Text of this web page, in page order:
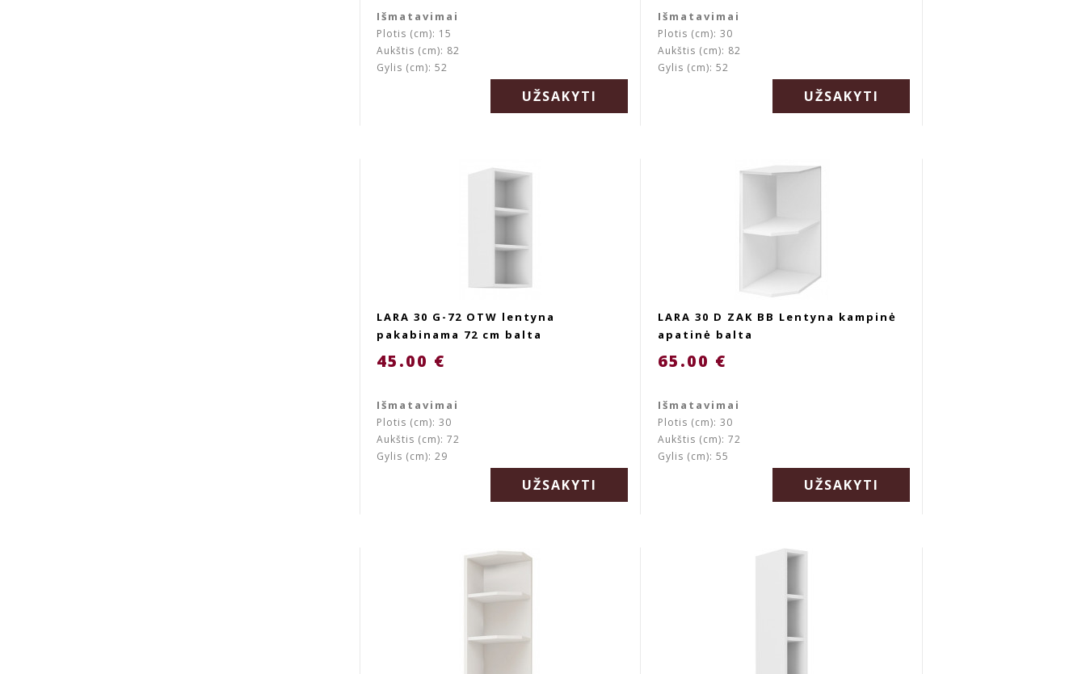
Išmatavimai
Plotis (cm): 15
Aukštis (cm): 82
Gylis (cm): 52
UŽSAKYTI
Išmatavimai
Plotis (cm): 30
Aukštis (cm): 82
Gylis (cm): 52
UŽSAKYTI
LARA 30 G-72 OTW lentyna
pakabinama 72 cm balta
45.00 €
Išmatavimai
Plotis (cm): 30
Aukštis (cm): 72
Gylis (cm): 29
UŽSAKYTI
LARA 30 D ZAK BB Lentyna kampinė
apatinė balta
65.00 €
Išmatavimai
Plotis (cm): 30
Aukštis (cm): 72
Gylis (cm): 55
UŽSAKYTI